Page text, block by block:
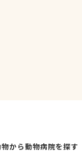
から動物病院を探す